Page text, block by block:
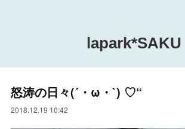
lapark*SAKU
怒涛の日々(´・ω・`) ♡“
2018.12.19 10:42